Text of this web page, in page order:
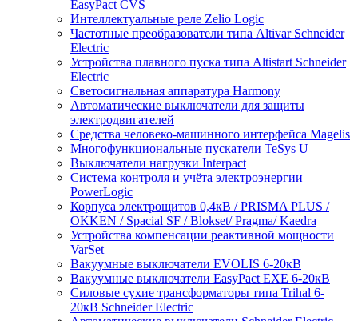
EasyPact CVS
Интеллектуальные реле Zelio Logic
Частотные преобразователи типа Altivar Schneider
Electric
Устройства плавного пуска типа Altistart Schneider
Electric
Светосигнальная аппаратура Harmony
Автоматические выключатели для защиты
электродвигателей
Средства человеко-машинного интерфейса Magelis
Многофункциональные пускатели TeSys U
Выключатели нагрузки Interpact
Система контроля и учёта электроэнергии
PowerLogic
Корпуса электрощитов 0,4кВ / PRISMA PLUS /
OKKEN / Spacial SF / Blokset/ Pragma/ Kaedra
Устройства компенсации реактивной мощности
VarSet
Вакуумные выключатели EVOLIS 6-20кВ
Вакуумные выключатели EasyPact EXE 6-20кВ
Силовые сухие трансформаторы типа Trihal 6-
20кВ Schneider Electric